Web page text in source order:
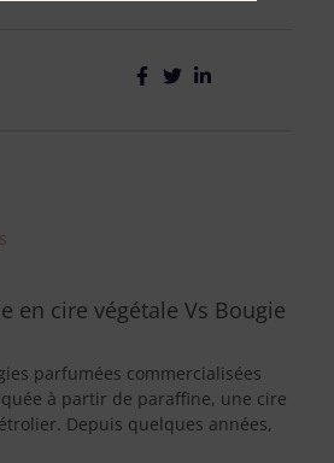
en cire végétale Vs Bougie
parfumées commercialisées
à partir de paraffine, une cire
Depuis quelques années,